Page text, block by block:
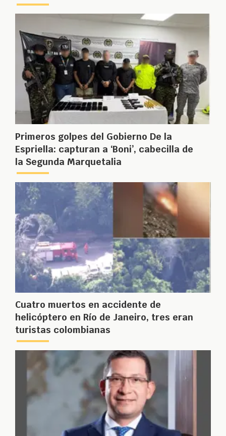
Primeros golpes del Gobierno De la
Espriella: capturan a ‘Boni’, cabecilla de
la Segunda Marquetalia
Cuatro muertos en accidente de
helicóptero en Río de Janeiro, tres eran
turistas colombianas